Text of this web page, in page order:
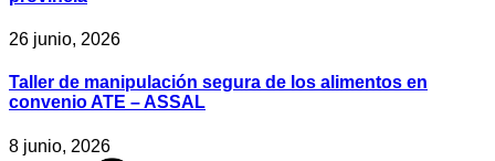
26 junio, 2026
Taller de manipulación segura de los alimentos en
convenio ATE – ASSAL
8 junio, 2026